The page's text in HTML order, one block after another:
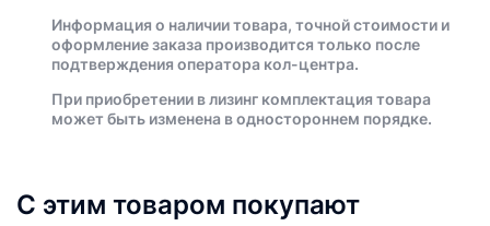
Информация о наличии товара, точной стоимости и
оформление заказа производится только после
подтверждения оператора кол-центра.
При приобретении в лизинг комплектация товара
может быть изменена в одностороннем порядке.
С этим товаром покупают